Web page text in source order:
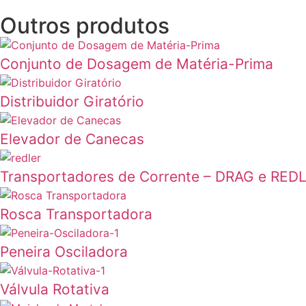
Outros produtos
Conjunto de Dosagem de Matéria-Prima
Distribuidor Giratório
Elevador de Canecas
Transportadores de Corrente – DRAG e
Rosca Transportadora
Peneira Osciladora
Válvula Rotativa